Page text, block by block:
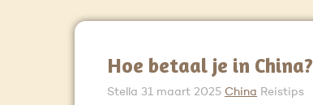
Hoe betaal je in China?
Stella 31 maart 2025 China Reistips